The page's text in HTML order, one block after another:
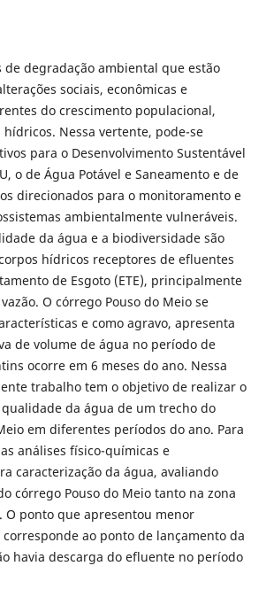
de degradação ambiental que estão
sociais, econômicas e
do crescimento populacional,
Nessa vertente, pode-se
para o Desenvolvimento Sustentável
o de Água Potável e Saneamento e de
direcionados para o monitoramento e
ambientalmente vulneráveis.
da água e a biodiversidade são
hídricos receptores de efluentes
de Esgoto (ETE), principalmente
O córrego Pouso do Meio se
e como agravo, apresenta
de volume de água no período de
ocorre em 6 meses do ano. Nessa
trabalho tem o objetivo de realizar o
da água de um trecho do
em diferentes períodos do ano. Para
análises físico-químicas e
caracterização da água, avaliando
córrego Pouso do Meio tanto na zona
O ponto que apresentou menor
ao ponto de lançamento da
havia descarga do efluente no período